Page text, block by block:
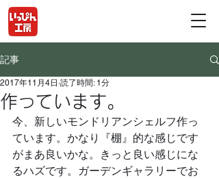
記事
作っています。
2017年11月4日 読了時間: 1分
今、新しいモンドリアンシェルフ作っ
ています。かなり『棚』的な感じです
がまあ良いかな。きっと良い感じにな
るハズです。ガーデンギャラリーでお